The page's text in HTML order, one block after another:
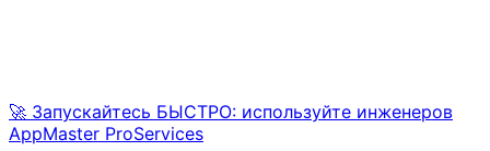
🚀 Запускайтесь БЫСТРО: используйте инженеров
AppMaster ProServices